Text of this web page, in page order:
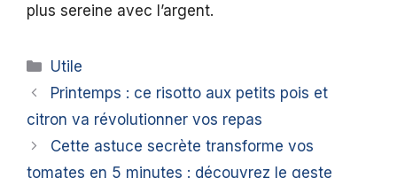
plus sereine avec l’argent.
Catégories
Utile
Printemps : ce risotto aux petits pois et
citron va révolutionner vos repas
Cette astuce secrète transforme vos
tomates en 5 minutes : découvrez le geste